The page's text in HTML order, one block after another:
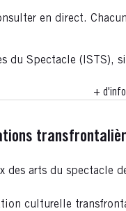
en direct.
Spectacle (ISTS),
+
arts du spectacle
culturelle